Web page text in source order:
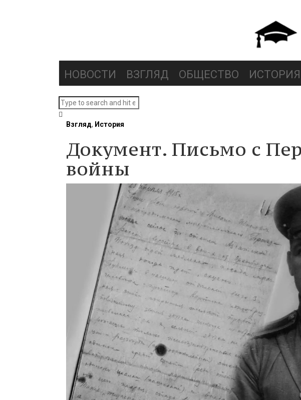
НОВОСТИ ВЗГЛЯД ОБЩЕСТВО ИСТОРИЯ
Взгляд, История
Документ. Письмо с
войны